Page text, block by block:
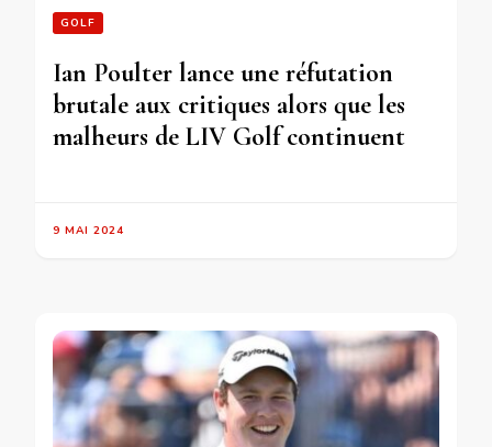
GOLF
Ian Poulter lance une réfutation
brutale aux critiques alors que les
malheurs de LIV Golf continuent
9 MAI 2024